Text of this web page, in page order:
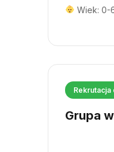
Wiek: 0-
Rekrutacja
Grupa